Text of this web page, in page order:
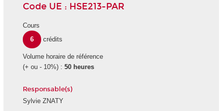
Code UE : HSE213-PAR
Cours
6
crédits
Volume horaire de référence
(+ ou - 10%) : 50 heures
Responsable(s)
Sylvie ZNATY